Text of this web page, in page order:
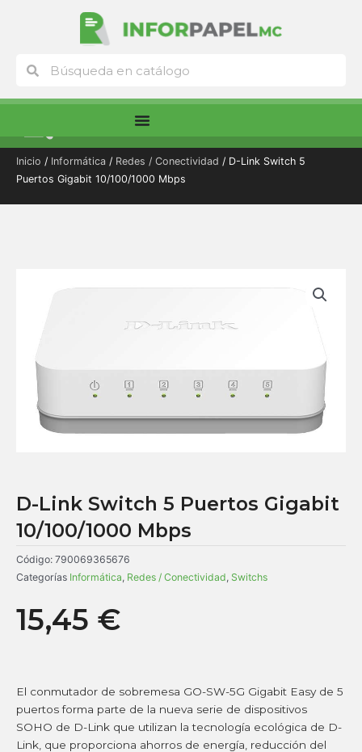
Buscar
Inicio / Informática / Redes / Conectividad / D-Link Switch 5
Puertos Gigabit 10/100/1000 Mbps
D-Link Switch 5 Puertos Gigabit
10/100/1000 Mbps
Código: 790069365676
Categorías Informática, Redes / Conectividad, Switchs
15,45 €
El conmutador de sobremesa GO-SW-5G Gigabit Easy de 5
puertos forma parte de la nueva serie de dispositivos
SOHO de D-Link que utilizan la tecnología ecológica de D-
Link, que proporciona ahorros de energía, reducción del